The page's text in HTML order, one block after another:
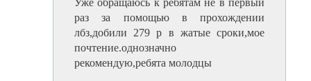
Уже обращаюсь к ребятам не в первый
раз за помощью в прохождении
лбз,добили 279 р в жатые сроки,мое
почтение.однозначно
рекомендую,ребята молодцы